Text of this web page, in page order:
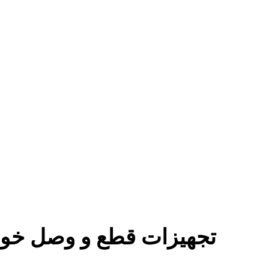
تجهیزات قطع و وصل